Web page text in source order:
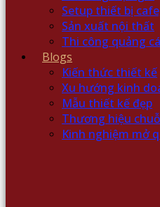
Setup thiết bị
Sản xuất nội thất
Thi công quảng
Blogs
Kiến thức thiết kế
Xu hướng kinh
Mẫu thiết kế đẹp
Thương hiệu
Kinh nghiệm mở